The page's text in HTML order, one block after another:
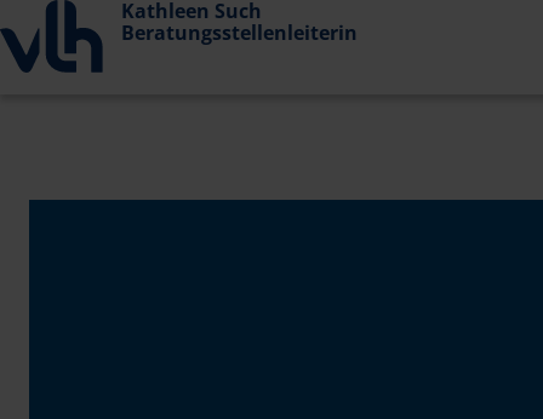
Kathleen Such
Beratungsstellenleiterin